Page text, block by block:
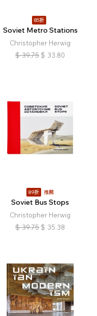
85折
Soviet Metro Stations
Christopher Herwig
$ 39.75 $ 33.80
89折 推薦
Soviet Bus Stops
Christopher Herwig
$ 39.75 $ 35.38